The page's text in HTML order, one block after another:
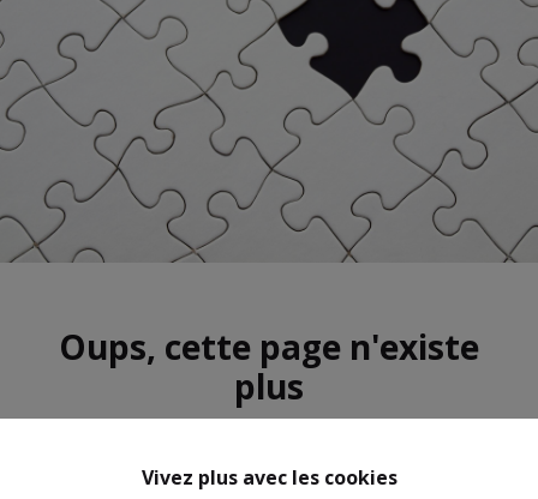
Vivez plus avec les cookies
Oups, cette page n'existe
plus